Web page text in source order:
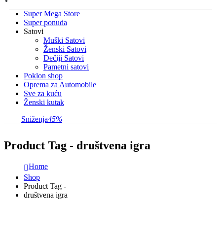
Super Mega Store
Super ponuda
Satovi
Muški Satovi
Ženski Satovi
Dečiji Satovi
Pametni satovi
Poklon shop
Oprema za Automobile
Sve za kuću
Ženski kutak
Sniženja45%
Product Tag - društvena igra
Home
Shop
Product Tag -
društvena igra